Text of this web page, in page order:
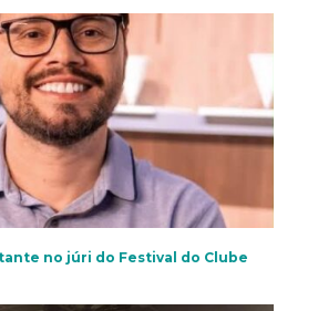
no júri do Festival do Clube